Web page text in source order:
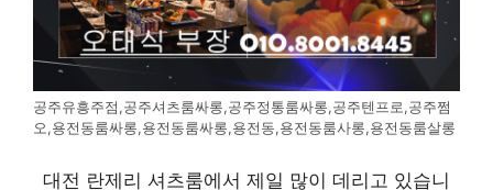
공주유흥주점,공주셔츠룸싸롱,공주정통룸싸롱,공주텐프로,공주쩜
오,용전동룸싸롱,용전동룸싸롱,용전동,용전동룸사롱,용전동룸살롱
대전 란제리 셔츠룸에서 제일 많이 데리고 있습니